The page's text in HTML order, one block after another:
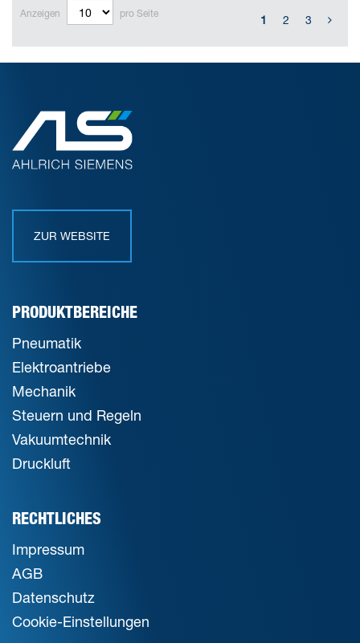
Anzeigen pro Seite 1 2 3
ZUR WEBSITE
PRODUKTBEREICHE
Pneumatik
Elektroantriebe
Mechanik
Steuern und Regeln
Vakuumtechnik
Druckluft
RECHTLICHES
Impressum
AGB
Datenschutz
Cookie-Einstellungen